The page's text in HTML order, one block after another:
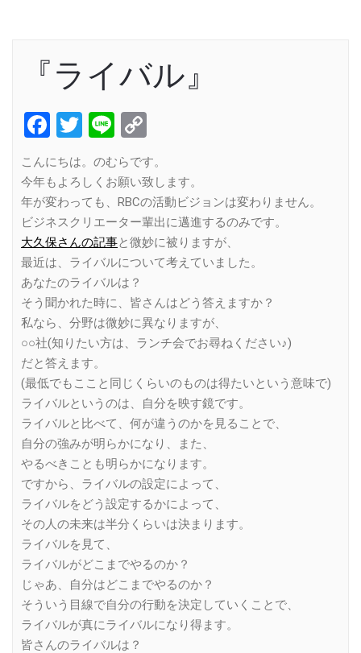
『ライバル』
Facebook
Twitter
Line
Link
こんにちは。のむらです。
今年もよろしくお願い致します。
年が変わっても、RBCの活動ビジョンは変わりません。
ビジネスクリエーター輩出に邁進するのみです。
大久保さんの記事と微妙に被りますが、
最近は、ライバルについて考えていました。
あなたのライバルは？
そう聞かれた時に、皆さんはどう答えますか？
私なら、分野は微妙に異なりますが、
○○社(知りたい方は、ランチ会でお尋ねください♪)
だと答えます。
(最低でもここと同じくらいのものは得たいという意味で)
ライバルというのは、自分を映す鏡です。
ライバルと比べて、何が違うのかを見ることで、
自分の強みが明らかになり、また、
やるべきことも明らかになります。
ですから、ライバルの設定によって、
ライバルをどう設定するかによって、
その人の未来は半分くらいは決まります。
ライバルを見て、
ライバルがどこまでやるのか？
じゃあ、自分はどこまでやるのか？
そういう目線で自分の行動を決定していくことで、
ライバルが真にライバルになり得ます。
皆さんのライバルは？